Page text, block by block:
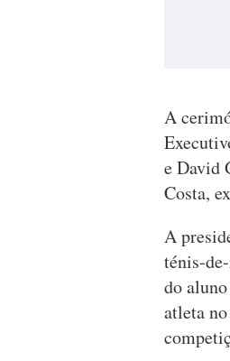
A
e David
Costa,
A
ténis-
do
atleta